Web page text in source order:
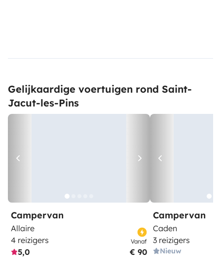
Gelijkaardige voertuigen rond Saint-
Jacut-les-Pins
Campervan
Allaire
4 reizigers
5,0
Vanaf
€ 90
Campervan
Caden
3 reizigers
Nieuw